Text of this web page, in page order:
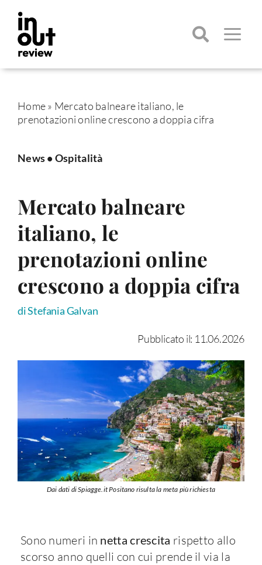
contenuto
Toggle
per:
Home» Mercato balneare italiano, le
prenotazioni online crescono a doppia cifra
News• Ospitalità
Mercato balneare
italiano, le
prenotazioni online
crescono a doppia cifra
di Stefania Galvan
Pubblicato il: 11.06.2026
Dai dati di Spiagge.it Positano risulta la meta più richiesta
Sono numeri in netta crescita rispetto allo
scorso anno quelli con cui prende il via la